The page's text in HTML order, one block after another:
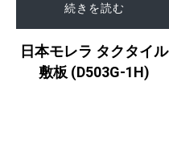
続きを読む
日本モレラ タクタイル
敷板 (D503G-1H)